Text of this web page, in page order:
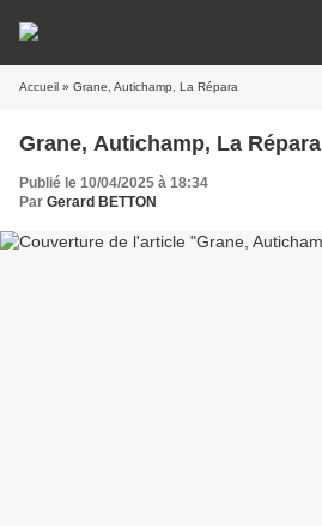
Accueil » Grane, Autichamp, La Répara
Grane, Autichamp, La Répara
Publié le 10/04/2025 à 18:34
Par Gerard BETTON